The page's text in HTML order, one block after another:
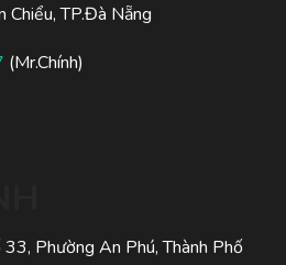
Chiểu, TP.Đà Nẵng
(Mr.Chính)
Phường An Phú, Thành Phố